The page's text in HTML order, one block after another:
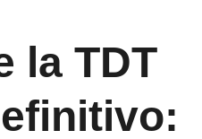
la TDT